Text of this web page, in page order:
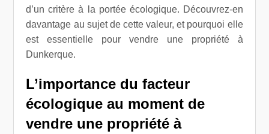
d’un critère à la portée écologique. Découvrez-en
davantage au sujet de cette valeur, et pourquoi elle
est essentielle pour vendre une propriété à
Dunkerque.
L’importance du facteur
écologique au moment de
vendre une propriété à